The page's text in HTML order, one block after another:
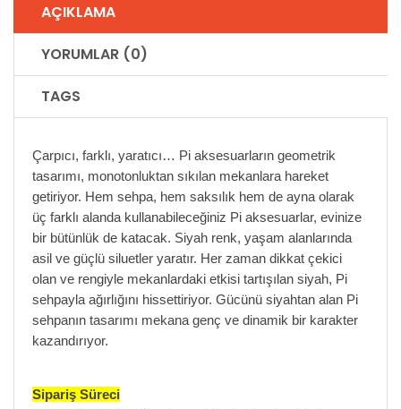
AÇIKLAMA
YORUMLAR (0)
TAGS
Çarpıcı, farklı, yaratıcı… Pi aksesuarların geometrik
tasarımı, monotonluktan sıkılan mekanlara hareket
getiriyor. Hem sehpa, hem saksılık hem de ayna olarak
üç farklı alanda kullanabileceğiniz Pi aksesuarlar, evinize
bir bütünlük de katacak. Siyah renk, yaşam alanlarında
asil ve güçlü siluetler yaratır. Her zaman dikkat çekici
olan ve rengiyle mekanlardaki etkisi tartışılan siyah, Pi
sehpayla ağırlığını hissettiriyor. Gücünü siyahtan alan Pi
sehpanın tasarımı mekana genç ve dinamik bir karakter
kazandırıyor.
Sipariş Süreci